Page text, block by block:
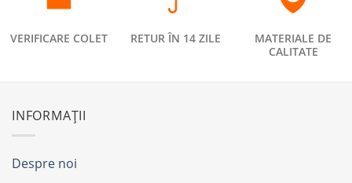
VERIFICARE COLET RETUR ÎN 14 ZILE
MATERIALE DE
CALITATE
INFORMAȚII
Despre noi